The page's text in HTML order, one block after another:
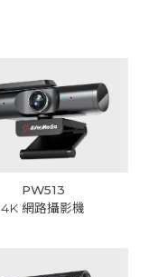
PW513
4K 網路攝影機